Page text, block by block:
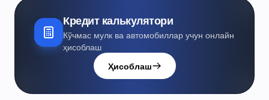
Кредит калькулятори
Кўчмас мулк ва автомобиллар учун онлайн
ҳисоблаш
Ҳисоблаш